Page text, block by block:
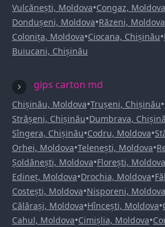
Vulcănești, Moldova•Congaz, Moldova
Dondușeni, Moldova•Răzeni, Moldova
Colonița, Moldova•Ciocana, Chișinău•
Buiucani, Chișinău
gips carton md
Chișinău, Moldova•Trușeni, Chișinău•
Strășeni, Chișinău•Dumbrava,
Sîngera, Chișinău•Codru, Moldova•
Orhei, Moldova•Telenești, Moldova•
Șoldănești, Moldova•Florești, Moldova
Edineț, Moldova•Drochia, Moldova•
Costești, Moldova•Nisporeni, Moldova
Călărași, Moldova•Hîncești, Moldova•
Cahul, Moldova•Cimișlia, Moldova•